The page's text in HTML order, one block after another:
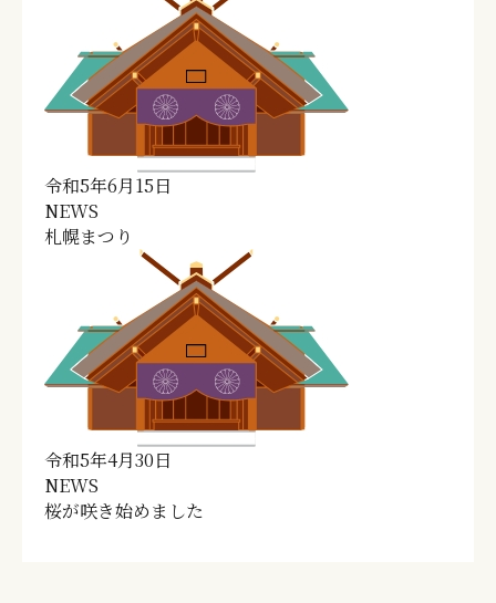
令和5年6月15日
NEWS
札幌まつり
令和5年4月30日
NEWS
桜が咲き始めました